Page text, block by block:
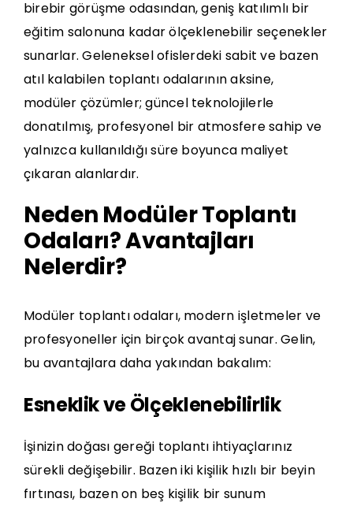
birebir görüşme odasından, geniş katılımlı bir
eğitim salonuna kadar ölçeklenebilir seçenekler
sunarlar. Geleneksel ofislerdeki sabit ve bazen
atıl kalabilen toplantı odalarının aksine,
modüler çözümler; güncel teknolojilerle
donatılmış, profesyonel bir atmosfere sahip ve
yalnızca kullanıldığı süre boyunca maliyet
çıkaran alanlardır.
Neden Modüler Toplantı
Odaları? Avantajları
Nelerdir?
Modüler toplantı odaları, modern işletmeler ve
profesyoneller için birçok avantaj sunar. Gelin,
bu avantajlara daha yakından bakalım:
Esneklik ve Ölçeklenebilirlik
İşinizin doğası gereği toplantı ihtiyaçlarınız
sürekli değişebilir. Bazen iki kişilik hızlı bir beyin
fırtınası, bazen on beş kişilik bir sunum